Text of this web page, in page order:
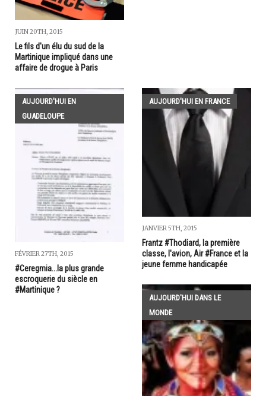
JUIN 20TH, 2015
Le fils d'un élu du sud de la
Martinique impliqué dans une
affaire de drogue à Paris
AUJOURD'HUI EN
GUADELOUPE
FÉVRIER 27TH, 2015
#Ceregmia...la plus grande
escroquerie du siècle en
#Martinique ?
AUJOURD'HUI EN FRANCE
JANVIER 5TH, 2015
Frantz #Thodiard, la première
classe, l'avion, Air #France et la
jeune femme handicapée
AUJOURD'HUI DANS LE
MONDE